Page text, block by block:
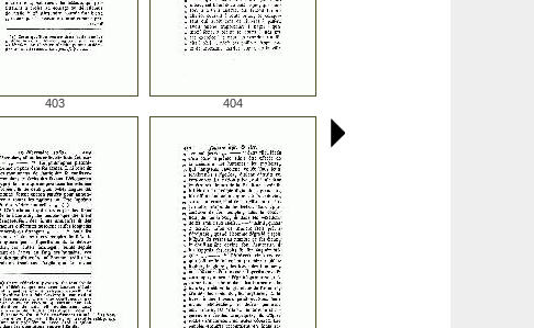
403 404